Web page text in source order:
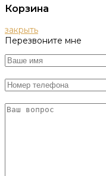
Корзина
закрыть
Перезвоните мне